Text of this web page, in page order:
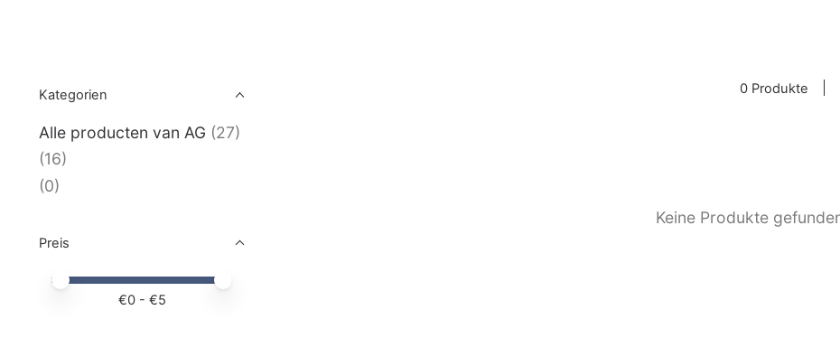
Kategorien
Alle producten van AG (27)
(16)
(0)
Preis
Preis – Mindestwert
Price maximum value
€0- €5
0 Produkte
Keine Produkte